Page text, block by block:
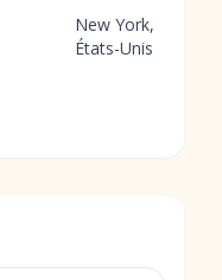
New York,
États-Unis